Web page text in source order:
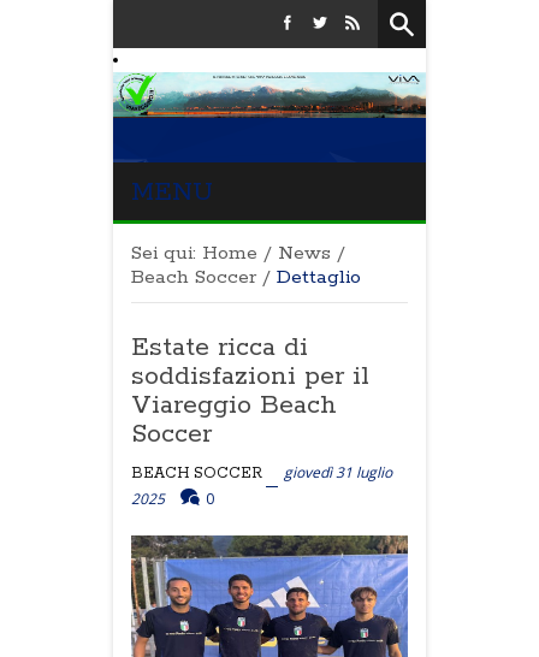
MENU
Sei qui: Home / News /
Beach Soccer / Dettaglio
Estate ricca di
soddisfazioni per il
Viareggio Beach
Soccer
BEACH SOCCER
giovedì 31 luglio
2025
0